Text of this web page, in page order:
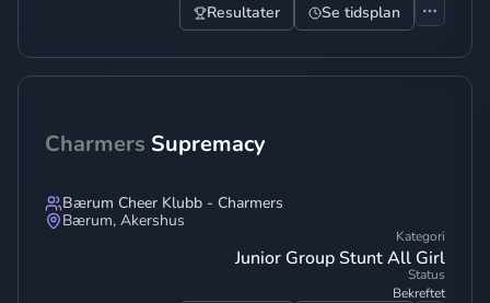
Resultater Se tidsplan
Charmers Supremacy
Bærum Cheer Klubb - Charmers
Bærum, Akershus
Kategori
Junior Group Stunt All Girl
Status
Bekreftet